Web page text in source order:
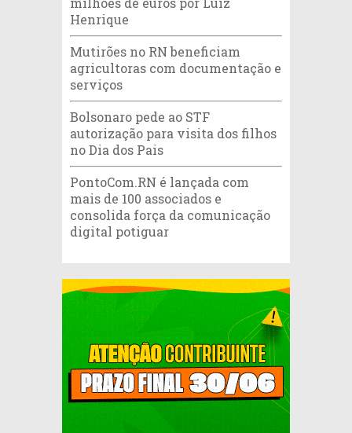
Henrique
Mutirões no RN beneficiam
agricultoras com documentação e
serviços
Bolsonaro pede ao STF
autorização para visita dos filhos
no Dia dos Pais
PontoCom.RN é lançada com
mais de 100 associados e
consolida força da comunicação
digital potiguar